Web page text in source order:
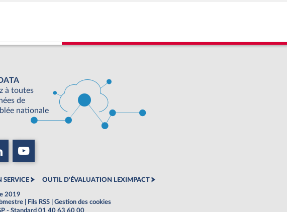
à toutes
de
nationale
SERVICE OUTIL D'ÉVALUATION LEXIMPACT
2019
Fils RSS
Gestion des cookies
- Standard 01 40 63 60 00